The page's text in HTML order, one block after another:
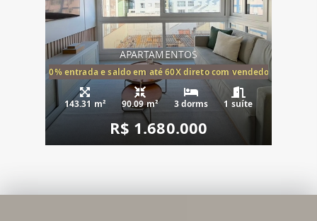
APARTAMENTOS
20% entrada e saldo em até 60X direto com vendedor
143.31 m² 90.09 m² 3 dorms 1 suíte
R$ 1.680.000